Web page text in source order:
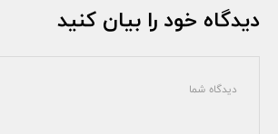
دیدگاه خود را بیان کنید